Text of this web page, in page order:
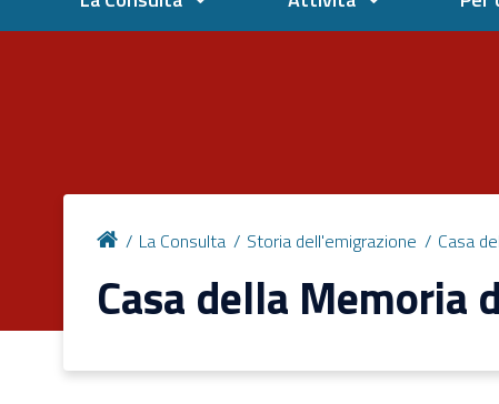
La Consulta Storia dell'emigrazione Casa
Casa della Memoria